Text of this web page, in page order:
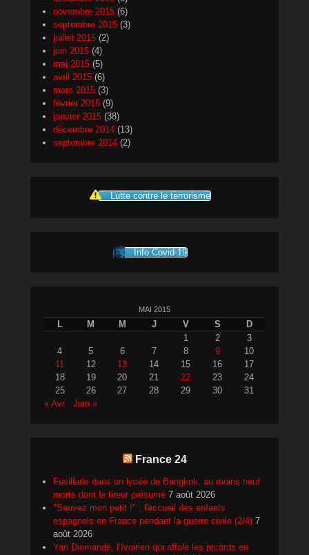
novembre 2015 (6)
septembre 2015 (3)
juillet 2015 (2)
juin 2015 (4)
mai 2015 (5)
avril 2015 (6)
mars 2015 (3)
février 2015 (9)
janvier 2015 (38)
décembre 2014 (13)
septembre 2014 (2)
Lutte contre le terrorisme
Info Covid-19
MAI 2015
L M M J V S
D
1
2
3
4
5 6 7 8 9
10
11
12 13 14 15 16
17
18
19 20 21 22 23
24
25
26 27 28 29 30
31
« Avr
Juin »
France 24
Fusillade dans un lycée de Bangkok, au moins neuf
morts dont le tireur présumé 7 août 2026
"Sauvez mon petit !" : l'accueil des enfants
espagnols en France pendant la guerre civile (2/4) 7
août 2026
Yan Diomandé, l’Ivoirien qui affole les records en